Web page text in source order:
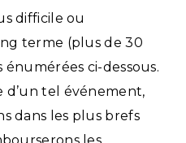
difficile ou
terme (plus de 30
énumérées ci-dessous.
d’un tel événement,
dans les plus brefs